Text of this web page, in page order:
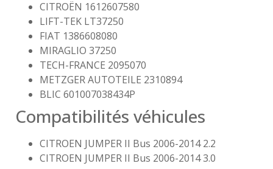
CITROËN 1612607580
LIFT-TEK LT37250
FIAT 1386608080
MIRAGLIO 37250
TECH-FRANCE 2095070
METZGER AUTOTEILE 2310894
BLIC 601007038434P
Compatibilités véhicules
CITROEN JUMPER II Bus 2006-2014 2.2
CITROEN JUMPER II Bus 2006-2014 3.0